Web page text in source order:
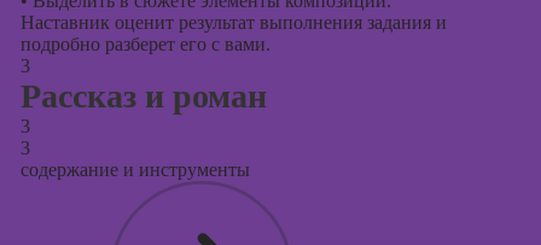
Наставник оценит результат выполнения задания и
подробно разберет его с вами.
3
Рассказ и роман
3
3
содержание и инструменты